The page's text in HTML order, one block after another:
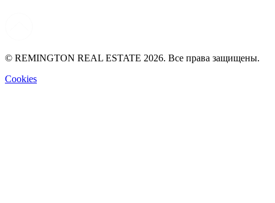
© REMINGTON REAL ESTATE 2026. Все права защищены.
Cookies